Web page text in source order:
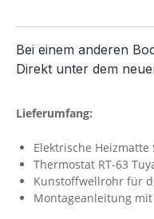
Bei einem anderen
Direkt unter dem
Lieferumfang:
Elektrische Heizmatte
Thermostat RT-63
Kunstoffwellrohr für
Montageanleitung